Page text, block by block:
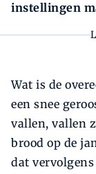
instellingen
Wat is de
een snee
vallen, vallen
brood op de
dat